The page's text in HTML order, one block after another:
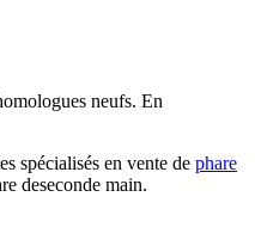
neufs. En
spécialisés en vente de phare
deseconde main.